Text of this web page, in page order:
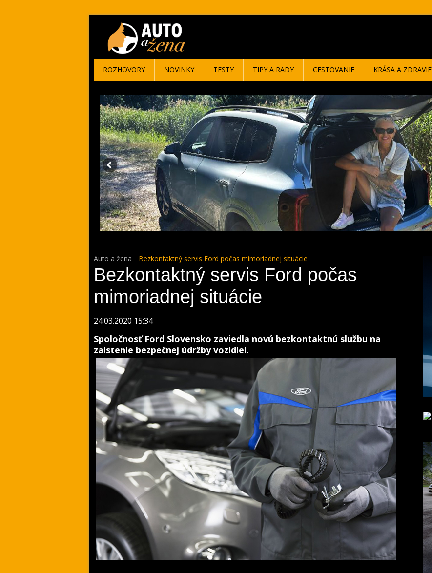
Auto a žena Bezkontaktný servis Ford počas mimoriadnej situácie
Bezkontaktný servis Ford počas
mimoriadnej situácie
24.03.2020 15:34
Spoločnosť Ford Slovensko zaviedla novú bezkontaktnú službu na
zaistenie bezpečnej údržby vozidiel.
ROZHOVORY NOVINKY TESTY TIPY A RADY CESTOVANIE KRÁSA A ZDRAVIE